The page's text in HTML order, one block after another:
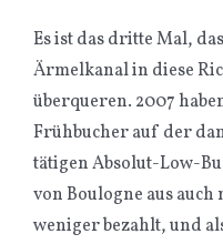
Es ist das dritte Mal,
Ärmelkanal in diese
überqueren. 2007
Frühbucher auf der
tätigen Absolut-Low-
von Boulogne aus auch
weniger bezahlt, und